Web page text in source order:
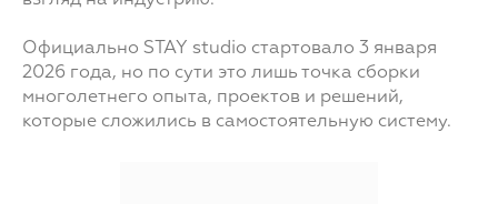
Официально STAY studio стартовало 3 января
2026 года, но по сути это лишь точка сборки
многолетнего опыта, проектов и решений,
которые сложились в самостоятельную систему.